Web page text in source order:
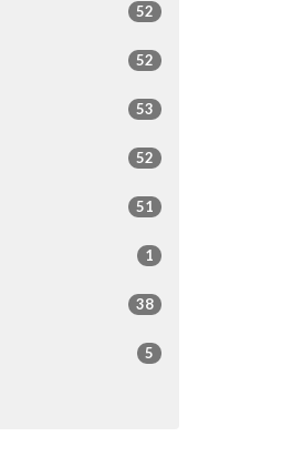
52
52
53
52
51
1
38
5